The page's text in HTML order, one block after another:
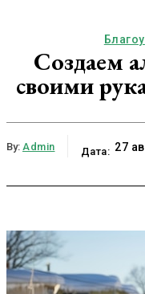
Создаем
своими
By: Admin Дата: 27